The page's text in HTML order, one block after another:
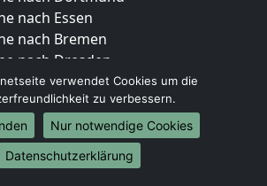
nach Essen
nach Bremen
nach Dresden
nach Hannover
nach Nürnberg
nach Duisburg
nach Bochum
nach Wuppertal
verwendet Cookies um die
zu verbessern.
Nur notwendige Cookies
Datenschutzerklärung